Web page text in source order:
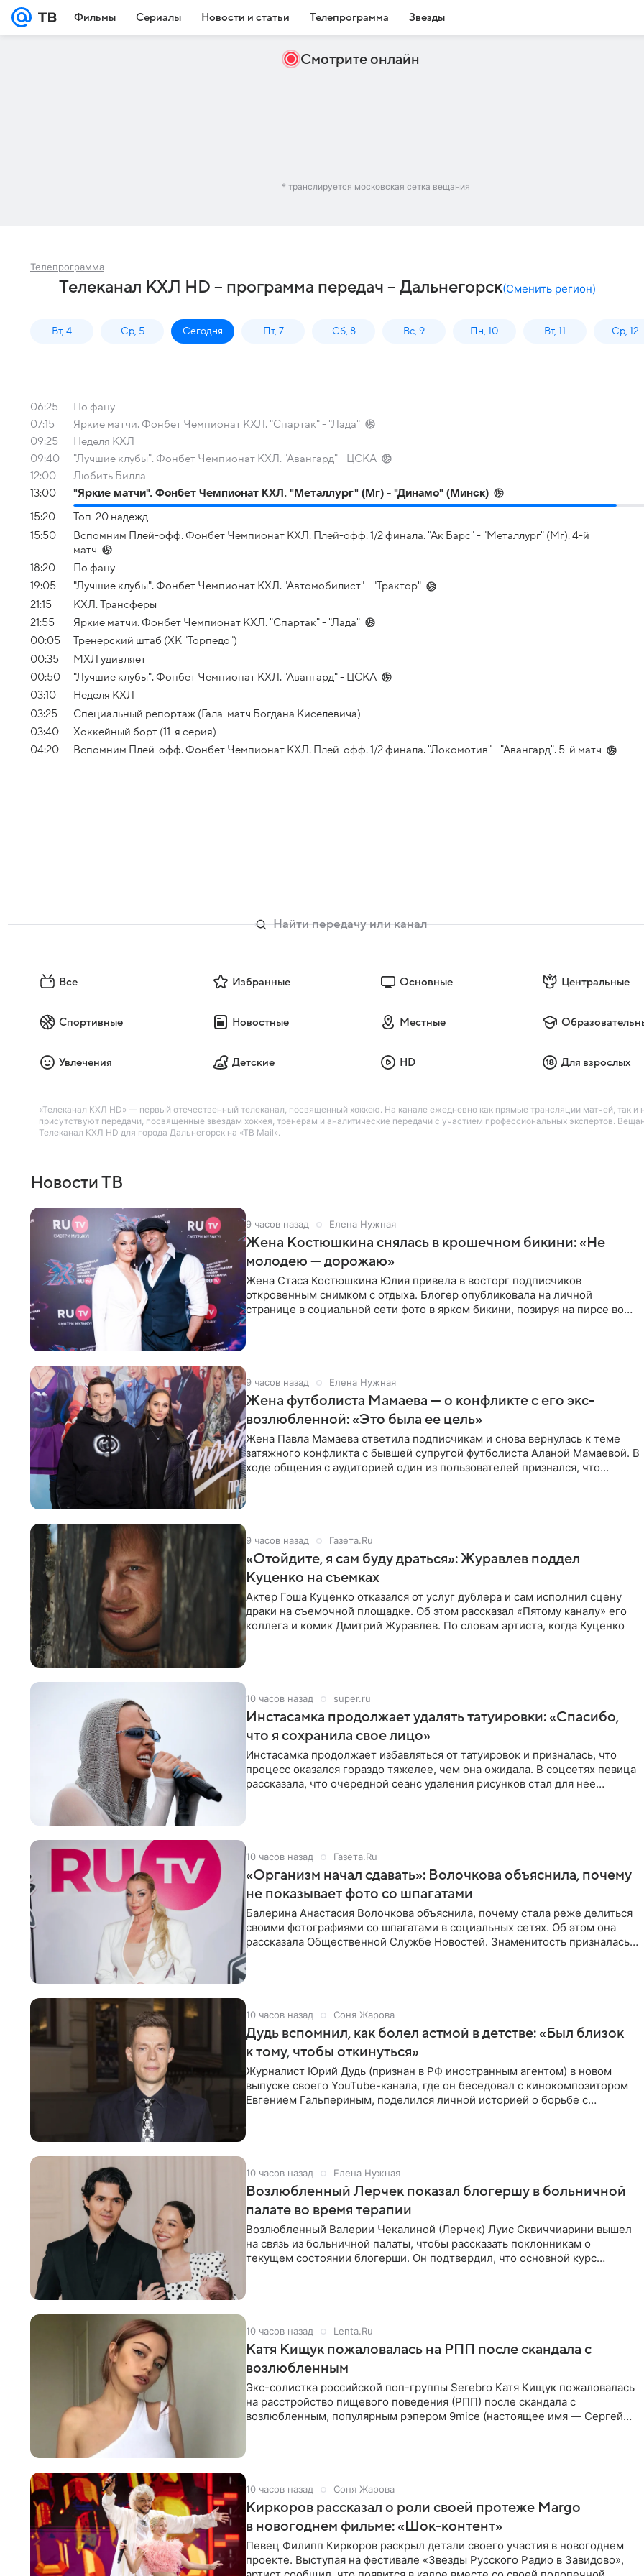
Фильмы Сериалы Новости и статьи Телепрограмма Звезды
Смотрите онлайн
* транслируется московская сетка вещания
Телепрограмма
Телеканал КХЛ HD – программа передач – Дальнегорск(Сменить регион)
Вт, 4 Ср, 5 Сегодня Пт, 7 Сб, 8 Вс, 9 Пн, 10 Вт, 11 Ср, 12
06:25
По фану
07:15
Яркие матчи. Фонбет Чемпионат КХЛ. "Спартак" - "Лада"
09:25
Неделя КХЛ
09:40
"Лучшие клубы". Фонбет Чемпионат КХЛ. "Авангард" - ЦСКА
12:00
Любить Билла
13:00
"Яркие матчи". Фонбет Чемпионат КХЛ. "Металлург" (Мг) - "Динамо" (Минск)
15:20
Топ-20 надежд
15:50
Вспомним Плей-офф. Фонбет Чемпионат КХЛ. Плей-офф. 1/2 финала. "Ак Барс" - "Металлург" (Мг). 4-й
матч
18:20
По фану
19:05
"Лучшие клубы". Фонбет Чемпионат КХЛ. "Автомобилист" - "Трактор"
21:15
КХЛ. Трансферы
21:55
Яркие матчи. Фонбет Чемпионат КХЛ. "Спартак" - "Лада"
00:05
Тренерский штаб (ХК "Торпедо")
00:35
МХЛ удивляет
00:50
"Лучшие клубы". Фонбет Чемпионат КХЛ. "Авангард" - ЦСКА
03:10
Неделя КХЛ
03:25
Специальный репортаж (Гала-матч Богдана Киселевича)
03:40
Хоккейный борт (11-я серия)
04:20
Вспомним Плей-офф. Фонбет Чемпионат КХЛ. Плей-офф. 1/2 финала. "Локомотив" - "Авангард". 5-й матч
Все Избранные Основные Центральные
Спортивные Новостные Местные
Увлечения Детские HD Для взрослых
«Телеканал КХЛ HD» — первый отечественный телеканал, посвященный хоккею. На канале ежедневно как прямые трансляции матчей, так и
присутствуют передачи, посвященные звездам хоккея, тренерам и аналитические передачи с участием профессиональных экспертов.
Телеканал КХЛ HD для города Дальнегорск на «ТВ Mail».
Новости ТВ
9 часов назад Елена Нужная
Жена Костюшкина снялась в крошечном бикини: «Не
молодею — дорожаю»
Жена Стаса Костюшкина Юлия привела в восторг подписчиков
откровенным снимком с отдыха. Блогер опубликовала на личной
странице в социальной сети фото в ярком бикини, позируя на пирсе во
9 часов назад Елена Нужная
Жена футболиста Мамаева — о конфликте с его экс-
возлюбленной: «Это была ее цель»
Жена Павла Мамаева ответила подписчикам и снова вернулась к теме
затяжного конфликта с бывшей супругой футболиста Аланой Мамаевой. В
ходе общения с аудиторией один из пользователей признался, что
9 часов назад Газета.Ru
«Отойдите, я сам буду драться»: Журавлев поддел
Куценко на съемках
Актер Гоша Куценко отказался от услуг дублера и сам исполнил сцену
драки на съемочной площадке. Об этом рассказал «Пятому каналу» его
коллега и комик Дмитрий Журавлев. По словам артиста, когда Куценко
10 часов назад super.ru
Инстасамка продолжает удалять татуировки: «Спасибо,
что я сохранила свое лицо»
Инстасамка продолжает избавляться от татуировок и призналась, что
процесс оказался гораздо тяжелее, чем она ожидала. В соцсетях певица
рассказала, что очередной сеанс удаления рисунков стал для нее
10 часов назад Газета.Ru
«Организм начал сдавать»: Волочкова объяснила, почему
не показывает фото со шпагатами
Балерина Анастасия Волочкова объяснила, почему стала реже делиться
своими фотографиями со шпагатами в социальных сетях. Об этом она
рассказала Общественной Службе Новостей. Знаменитость призналась,
10 часов назад Соня Жарова
Дудь вспомнил, как болел астмой в детстве: «Был близок
к тому, чтобы откинуться»
Журналист Юрий Дудь (признан в РФ иностранным агентом) в новом
выпуске своего YouTube-канала, где он беседовал с кинокомпозитором
Евгением Гальпериным, поделился личной историей о борьбе с
10 часов назад Елена Нужная
Возлюбленный Лерчек показал блогершу в больничной
палате во время терапии
Возлюбленный Валерии Чекалиной (Лерчек) Луис Сквиччиарини вышел
на связь из больничной палаты, чтобы рассказать поклонникам о
текущем состоянии блогерши. Он подтвердил, что основной курс
10 часов назад Lenta.Ru
Катя Кищук пожаловалась на РПП после скандала с
возлюбленным
Экс-солистка российской поп-группы Serebro Катя Кищук пожаловалась
на расстройство пищевого поведения (РПП) после скандала с
возлюбленным, популярным рэпером 9mice (настоящее имя — Сергей
10 часов назад Соня Жарова
Киркоров рассказал о роли своей протеже Margo
в новогоднем фильме: «Шок-контент»
Певец Филипп Киркоров раскрыл детали своего участия в новогоднем
проекте. Выступая на фестивале «Звезды Русского Радио в Завидово»,